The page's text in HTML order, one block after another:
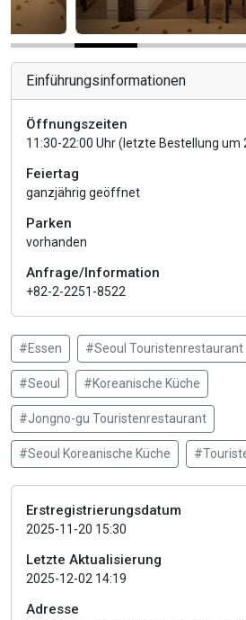
Einführungsinformationen
Öffnungszeiten
11:30-22:00 Uhr (letzte Bestellung um
Feiertag
ganzjährig geöffnet
Parken
vorhanden
Anfrage/Information
+82-2-2251-8522
#Essen #Seoul Touristenrestaurant
#Seoul #Koreanische Küche
#Jongno-gu Touristenrestaurant
#Seoul Koreanische Küche
Erstregistrierungsdatum
2025-11-20 15:30
Letzte Aktualisierung
2025-12-02 14:19
Adresse